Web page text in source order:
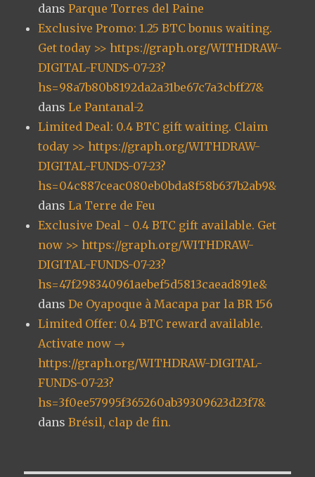
dansParque Torres del Paine
Exclusive Promo: 1.25 BTC bonus waiting.
Get today >> https://graph.org/WITHDRAW-
DIGITAL-FUNDS-07-23?
hs=98a7b80b8192da2a31be67c7a3cbff27&
dansLe Pantanal-2
Limited Deal: 0.4 BTC gift waiting. Claim
today >> https://graph.org/WITHDRAW-
DIGITAL-FUNDS-07-23?
hs=04c887ceac080eb0bda8f58b637b2ab9&
dansLa Terre de Feu
Exclusive Deal - 0.4 BTC gift available. Get
now >> https://graph.org/WITHDRAW-
DIGITAL-FUNDS-07-23?
hs=47f298340961aebef5d5813caead891e&
dansDe Oyapoque à Macapa par la BR 156
Limited Offer: 0.4 BTC reward available.
Activate now →
https://graph.org/WITHDRAW-DIGITAL-
FUNDS-07-23?
hs=3f0ee57995f365260ab39309623d23f7&
dansBrésil, clap de fin.